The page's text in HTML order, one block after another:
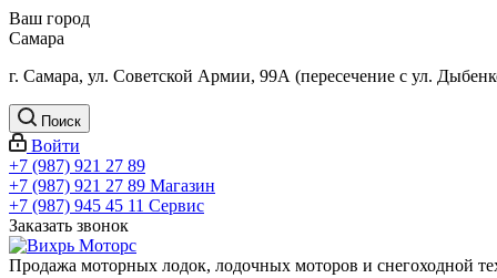
Ваш город
Самара
г. Самара, ул. Советской Армии, 99А (пересечение с ул.
Поиск
Войти
+7 (987) 921 27 89
+7 (987) 921 27 89 Магазин
+7 (987) 945 45 11 Сервис
Заказать звонок
Продажа моторных лодок, лодочных моторов и снегоходной